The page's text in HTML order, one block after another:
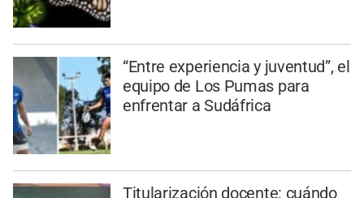
“Entre experiencia y juventud”, el
equipo de Los Pumas para
enfrentar a Sudáfrica
Titularización docente: cuándo